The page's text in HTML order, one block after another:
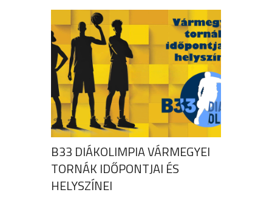
B33 DIÁKOLIMPIA VÁRMEGYEI
TORNÁK IDŐPONTJAI ÉS
HELYSZÍNEI